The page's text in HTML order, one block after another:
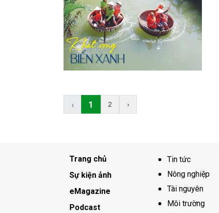
‹ 1 2 ›
Trang chủ
Sự kiện ảnh
eMagazine
Podcast
Tin tức
Nông nghiệp
Tài nguyên
Môi trường